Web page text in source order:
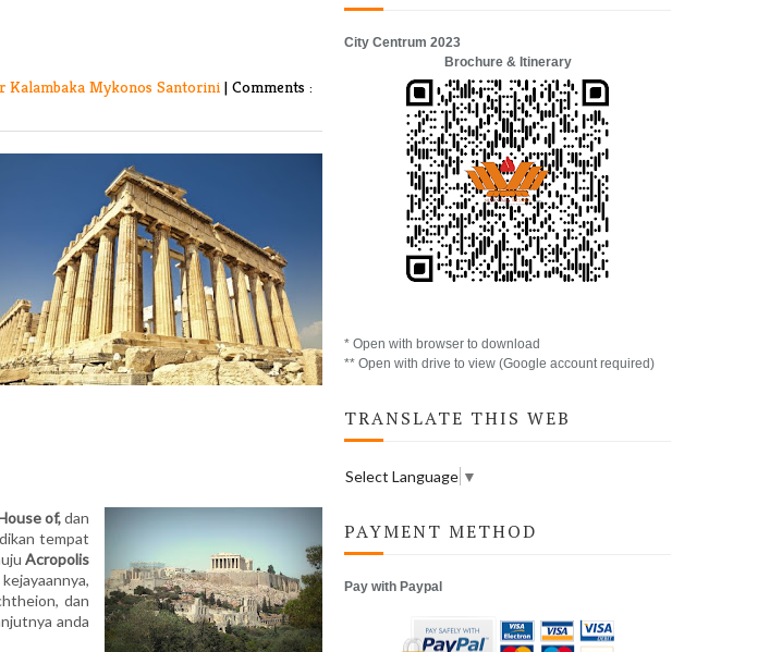
Kalambaka Mykonos Santorini | Comments :
of,dan
tempat
Acropolis
dan
anda
City Centrum 2023
Brochure & Itinerary
* Open with browser to download
** Open with drive to view (Google account required)
TRANSLATE THIS WEB
Select Language ▼
PAYMENT METHOD
Pay with Paypal